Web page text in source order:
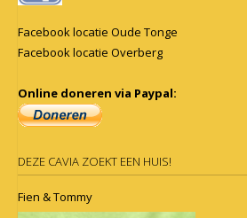
Facebook locatie Oude Tonge
Facebook locatie Overberg
Online doneren via Paypal:
DEZE CAVIA ZOEKT EEN HUIS!
Fien & Tommy